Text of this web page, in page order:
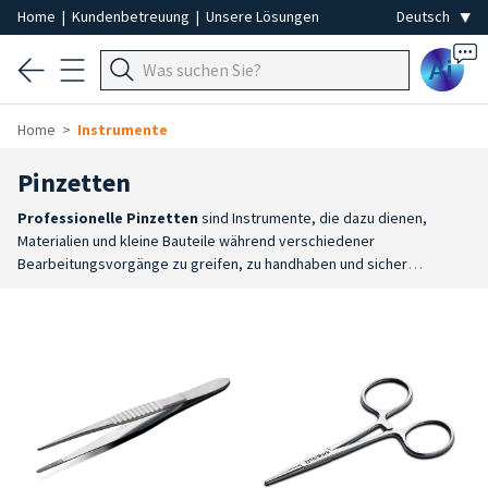
Home | Kundenbetreuung | Unsere Lösungen
Ai
Home Instrumente
Pinzetten
Professionelle Pinzetten sind Instrumente, die dazu dienen,
Materialien und kleine Bauteile während verschiedener
Bearbeitungsvorgänge zu greifen, zu handhaben und sicher
Feilchenfeld-Modelle und selbstsichernde Zangen, die mit
verschiedenen Spitzenarten und Greifsystemen erhältlich
Maximale Kontrolle
: Die verschiedenen Ausführungen
ermöglichen präzises und stabiles Arbeiten, wobei das Instrument an
die jeweilige Anwendung und die erforderliche Handfertigkeit